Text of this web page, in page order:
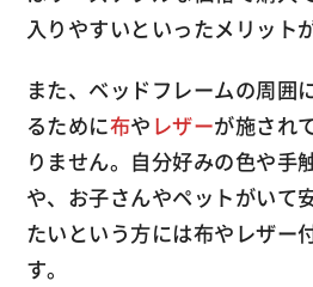
入りやすいといったメリット
また、ベッドフレームの周囲
るために布やレザーが施され
りません。自分好みの色や手
や、お子さんやペットがいて
たいという方には布やレザー
す。